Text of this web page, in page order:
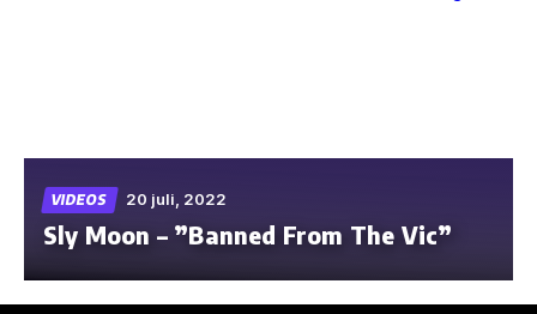
content
VIDEOS 20 juli, 2022
Sly Moon – ”Banned From The Vic”